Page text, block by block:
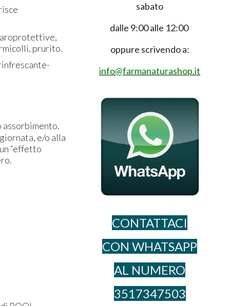
prurito.
assorbimento.
e/o alla
“effetto
sabato
dalle 9:00 alle 12:00
oppure scrivendo a:
info@farmanaturashop.it
CONTATTACI
CON WHATSAPP
AL NUME​RO
3517347503